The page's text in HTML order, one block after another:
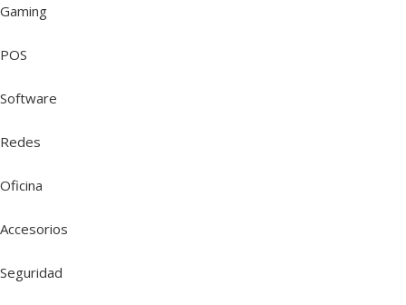
Gaming
POS
Software
Redes
Oficina
Accesorios
Seguridad